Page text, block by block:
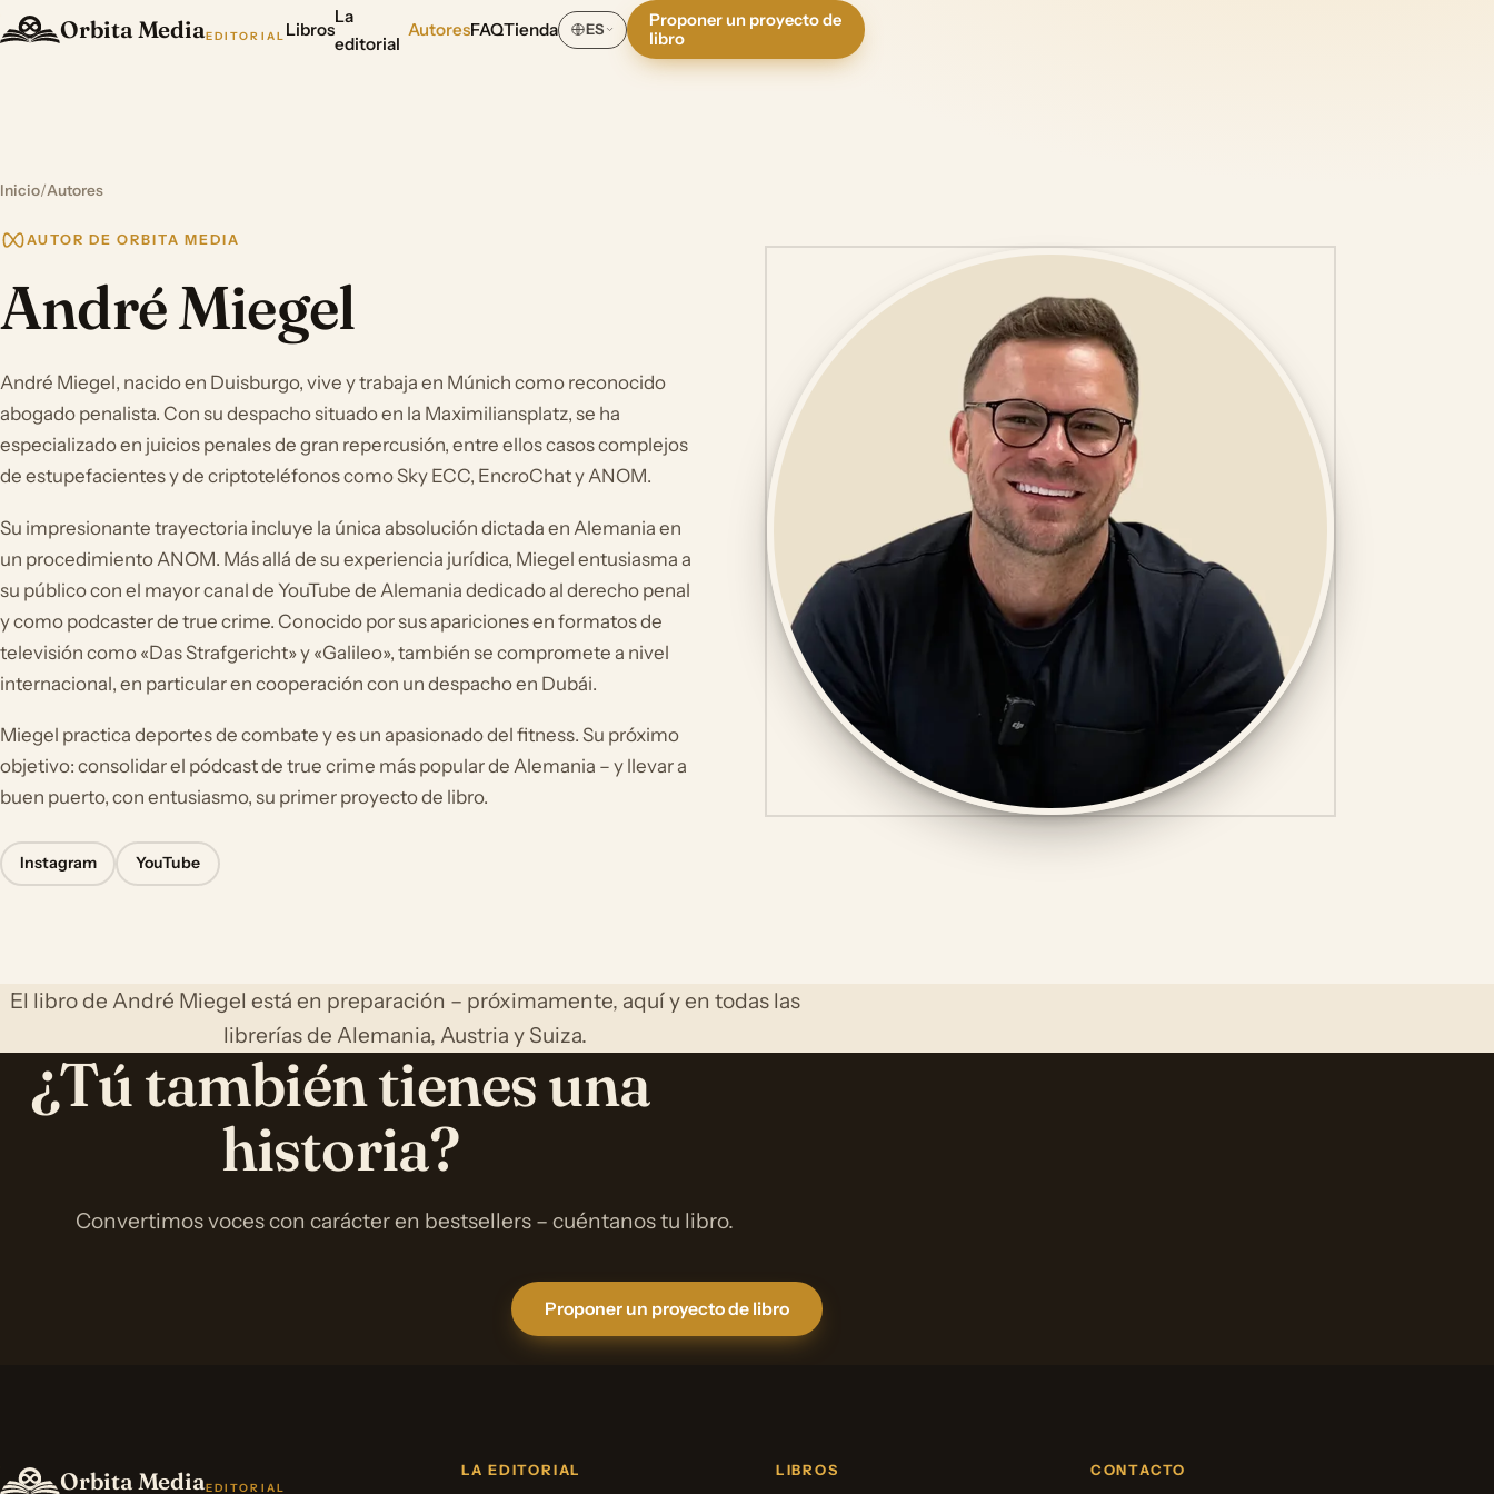
Orbita MediaEDITORIAL Libros
La
editorial
AutoresFAQTienda ES
Proponer un proyecto de
libro
Inicio/Autores
AUTOR DE ORBITA MEDIA
André Miegel
André Miegel, nacido en Duisburgo, vive y trabaja en Múnich como reconocido
abogado penalista. Con su despacho situado en la Maximiliansplatz, se ha
especializado en juicios penales de gran repercusión, entre ellos casos complejos
de estupefacientes y de criptoteléfonos como Sky ECC, EncroChat y ANOM.
Su impresionante trayectoria incluye la única absolución dictada en Alemania en
un procedimiento ANOM. Más allá de su experiencia jurídica, Miegel entusiasma a
su público con el mayor canal de YouTube de Alemania dedicado al derecho penal
y como podcaster de true crime. Conocido por sus apariciones en formatos de
televisión como «Das Strafgericht» y «Galileo», también se compromete a nivel
internacional, en particular en cooperación con un despacho en Dubái.
Miegel practica deportes de combate y es un apasionado del fitness. Su próximo
objetivo: consolidar el pódcast de true crime más popular de Alemania – y llevar a
buen puerto, con entusiasmo, su primer proyecto de libro.
Instagram YouTube
El libro de André Miegel está en preparación – próximamente, aquí y en todas las
librerías de Alemania, Austria y Suiza.
¿Tú también tienes una
historia?
Convertimos voces con carácter en bestsellers – cuéntanos tu libro.
Proponer un proyecto de libro
Orbita MediaEDITORIAL
LA EDITORIAL LIBROS CONTACTO